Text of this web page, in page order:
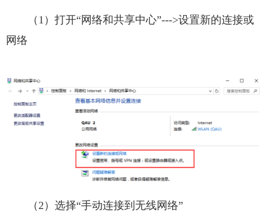
（1）打开“网络和共享中心”--->设置新的连接或
网络
（2）选择“手动连接到无线网络”